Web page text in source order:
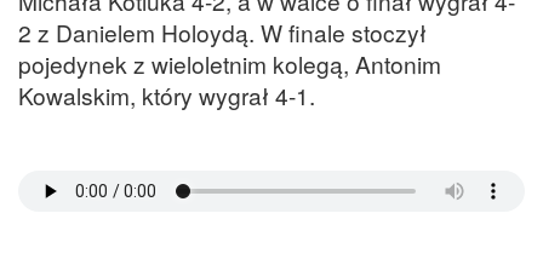
2 z Danielem Holoydą. W finale stoczył
pojedynek z wieloletnim kolegą, Antonim
Kowalskim, który wygrał 4-1.